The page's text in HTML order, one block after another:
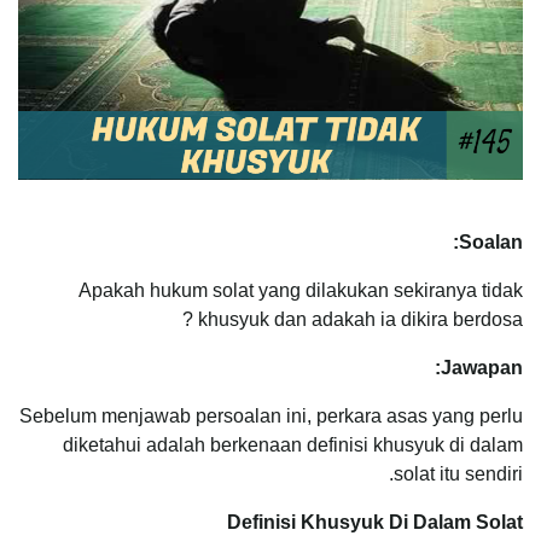
Soalan:
Apakah hukum solat yang dilakukan sekiranya tidak
khusyuk dan adakah ia dikira berdosa ?
Jawapan:
Sebelum menjawab persoalan ini, perkara asas yang perlu
diketahui adalah berkenaan definisi khusyuk di dalam
solat itu sendiri.
Definisi Khusyuk Di Dalam Solat